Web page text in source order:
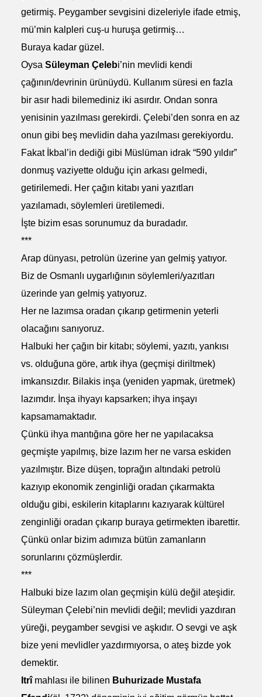
getirmiş. Peygamber sevgisini dizeleriyle ifade etmiş,
mü’min kalpleri cuş-u huruşa getirmiş…
Buraya kadar güzel.
Oysa Süleyman Çelebi’nin mevlidi kendi
çağının/devrinin ürünüydü. Kullanım süresi en fazla
bir asır hadi bilemediniz iki asırdır. Ondan sonra
yenisinin yazılması gerekirdi. Çelebi’den sonra en az
onun gibi beş mevlidin daha yazılması gerekiyordu.
Fakat İkbal’in dediği gibi Müslüman idrak “590 yıldır”
donmuş vaziyette olduğu için arkası gelmedi,
getirilemedi. Her çağın kitabı yani yazıtları
yazılamadı, söylemleri üretilemedi.
İşte bizim esas sorunumuz da buradadır.
***
Arap dünyası, petrolün üzerine yan gelmiş yatıyor.
Biz de Osmanlı uygarlığının söylemleri/yazıtları
üzerinde yan gelmiş yatıyoruz.
Her ne lazımsa oradan çıkarıp getirmenin yeterli
olacağını sanıyoruz.
Halbuki her çağın bir kitabı; söylemi, yazıtı, yankısı
vs. olduğuna göre, artık ihya (geçmişi diriltmek)
imkansızdır. Bilakis inşa (yeniden yapmak, üretmek)
lazımdır. İnşa ihyayı kapsarken; ihya inşayı
kapsamamaktadır.
Çünkü ihya mantığına göre her ne yapılacaksa
geçmişte yapılmış, bize lazım her ne varsa eskiden
yazılmıştır. Bize düşen, toprağın altındaki petrolü
kazıyıp ekonomik zenginliği oradan çıkarmakta
olduğu gibi, eskilerin kitaplarını kazıyarak kültürel
zenginliği oradan çıkarıp buraya getirmekten ibarettir.
Çünkü onlar bizim adımıza bütün zamanların
sorunlarını çözmüşlerdir.
***
Halbuki bize lazım olan geçmişin külü değil ateşidir.
Süleyman Çelebi’nin mevlidi değil; mevlidi yazdıran
yüreği, peygamber sevgisi ve aşkıdır. O sevgi ve aşk
bize yeni mevlidler yazdırmıyorsa, o ateş bizde yok
demektir.
Itrîmahlası ile bilinen Buhurizade Mustafa